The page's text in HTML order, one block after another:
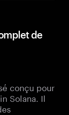
de
conçu pour
Solana. Il